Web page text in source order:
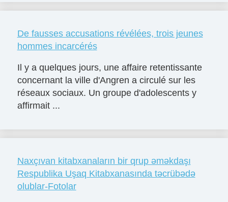
De fausses accusations révélées, trois jeunes
hommes incarcérés
Il y a quelques jours, une affaire retentissante
concernant la ville d'Angren a circulé sur les
réseaux sociaux. Un groupe d'adolescents y
affirmait ...
Naxçıvan kitabxanaların bir qrup əməkdaşı
Respublika Uşaq Kitabxanasında təcrübədə
olublar-Fotolar